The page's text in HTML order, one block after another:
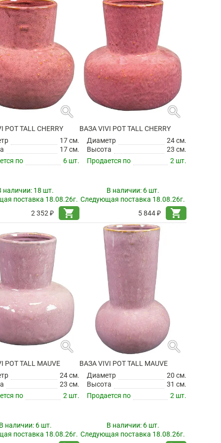
search
POT TALL CHERRY
17 см.
17 см.
по
6 шт.
наличии: 18 шт.
поставка 18.08.26г.
2 352 ₽
shopping_cart
search
ВАЗА VIVI POT TALL CHERRY
Диаметр
24 см.
Высота
23 см.
Продается по
2 шт.
В наличии: 6 шт.
Следующая поставка 18.08.26г.
5 844 ₽
shopping_cart
search
POT TALL MAUVE
24 см.
23 см.
по
2 шт.
наличии: 6 шт.
поставка 18.08.26г.
search
ВАЗА VIVI POT TALL MAUVE
Диаметр
20 см.
Высота
31 см.
Продается по
2 шт.
В наличии: 6 шт.
Следующая поставка 18.08.26г.